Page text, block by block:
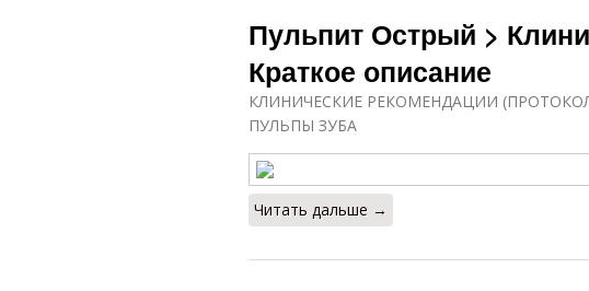
Пульпит Острый >
Краткое описание
КЛИНИЧЕСКИЕ РЕКОМЕНДАЦИИ
ПУЛЬПЫ ЗУБА
Читать дальше →